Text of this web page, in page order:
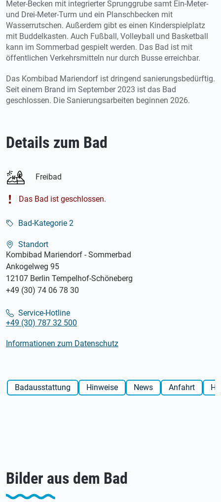
Meter-Becken mit integrierter Sprunggrube samt Ein-Meter-
und Drei-Meter-Turm und ein Planschbecken mit
Wasserrutschen. Außerdem gibt es einen Kinderspielplatz
mit Buddelkasten. Auch Fußball, Volleyball und Basketball
kann im Sommerbad gespielt werden. Das Bad ist mit
öffentlichen Verkehrsmitteln nur durch Busse erreichbar.
Das Kombibad Mariendorf ist dringend sanierungsbedürftig.
Seit einem Brand im September 2023 ist das Bad
geschlossen. Die Sanierungsarbeiten beginnen 2026.
Details zum Bad
Freibad
Das Bad ist geschlossen.
Bad-Kategorie 2
Standort
Kombibad Mariendorf - Sommerbad
Ankogelweg 95
12107 Berlin Tempelhof-Schöneberg
+49 (30) 74 06 78 30
Service-Hotline
+49 (30) 787 32 500
Informationen zum Datenschutz
Badausstattung Hinweise News Anfahrt
Bilder aus dem Bad